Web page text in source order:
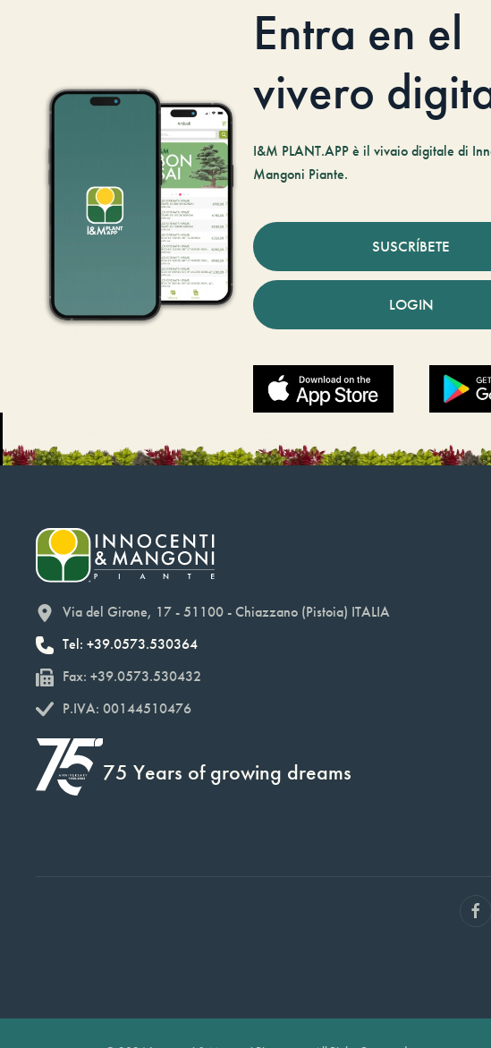
Entra en el
vivero
I&M PLANT.APP è il vivaio digitale di
Mangoni Piante.
SUSCRÍBETE
LOGIN
Via del Girone, 17 - 51100 - Chiazzano (Pistoia) ITALIA
Tel: +39.0573.530364
Fax: +39.0573.530432
P.IVA: 00144510476
75 Years of growing dreams